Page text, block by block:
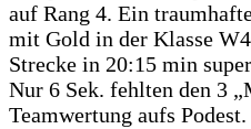
auf Rang 4. Ein
mit Gold in der Klasse
Strecke in 20:15 min
Nur 6 Sek. fehlten den 3
Teamwertung aufs Podest.